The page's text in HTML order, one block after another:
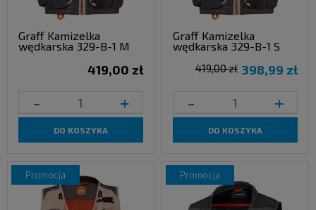
Graff Kamizelka
wędkarska 329-B-1 M
419,00 zł
- +
DO KOSZYKA
Graff Kamizelka
wędkarska 329-B-1 S
398,99 zł
419,00 zł
- +
DO KOSZYKA
promocja promocja